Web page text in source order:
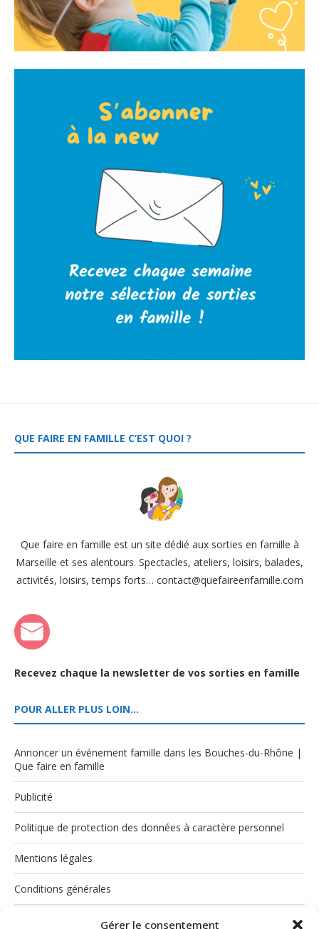
Gérer le consentement
QUE FAIRE EN FAMILLE C’EST QUOI ?
Que faire en famille est un site dédié aux sorties en famille à
Marseille et ses alentours. Spectacles, ateliers, loisirs, balades,
activités, loisirs, temps forts… contact@quefaireenfamille.com
Recevez chaque la newsletter de vos sorties en famille
POUR ALLER PLUS LOIN…
Annoncer un événement famille dans les Bouches-du-Rhône |
Que faire en famille
Publicité
Politique de protection des données à caractère personnel
Mentions légales
Conditions générales
Politique de cookies (UE)